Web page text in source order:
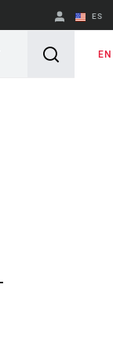
ES
English